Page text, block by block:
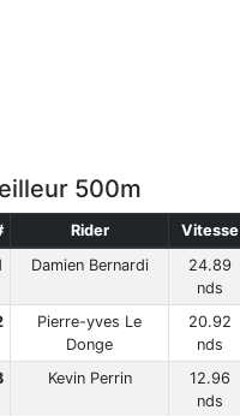
500m
Rider Vitesse
Damien Bernardi
24.89
nds
Pierre-yves Le
Donge
20.92
nds
Kevin Perrin
12.96
nds